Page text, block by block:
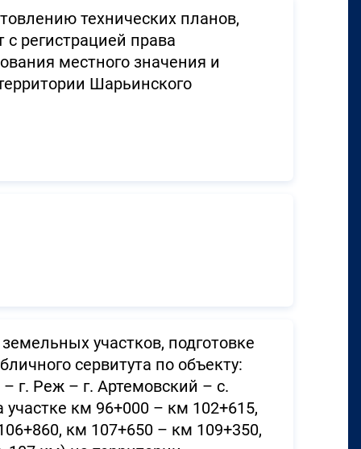
технических планов,
регистрацией права
местного значения и
Шарьинского
участков, подготовке
сервитута по объекту:
г. Реж – г. Артемовский – с.
км 96+000 – км 102+615,
км 107+650 – км 109+350,